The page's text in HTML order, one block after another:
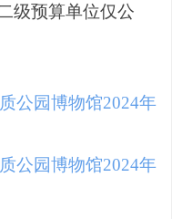
级预算单位仅公
公园博物馆2024年
公园博物馆2024年